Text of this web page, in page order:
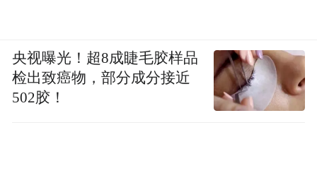
央视曝光！超8成睫毛胶样品
检出致癌物，部分成分接近
502胶！